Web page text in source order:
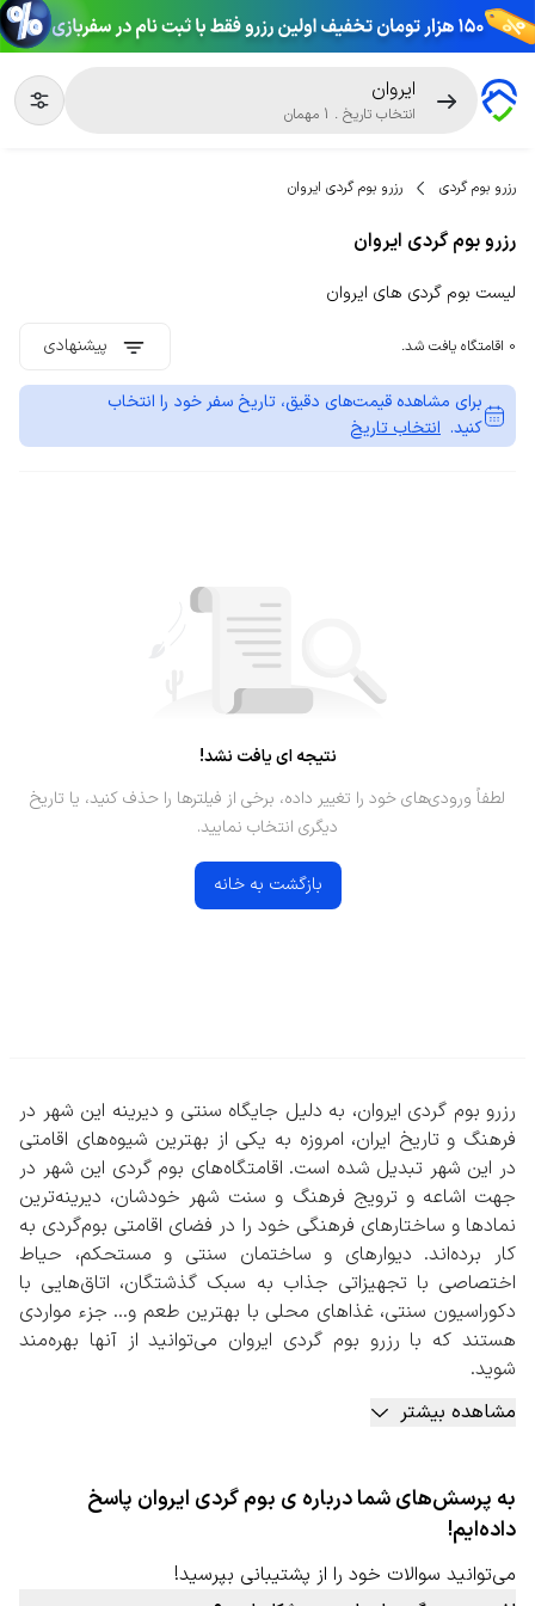
ایروان
انتخاب تاریخ .
1 مهمان
رزرو بوم گردی رزرو بوم گردی ایروان
رزرو بوم گردی ایروان
لیست بوم گردی های ایروان
0 اقامتگاه یافت شد. پیشنهادی
برای مشاهده قیمت‌های دقیق، تاریخ سفر خود را انتخاب
کنید. انتخاب تاریخ
نتیجه ای یافت نشد!
لطفاً ورودی‌های خود را تغییر داده، برخی از فیلترها را حذف کنید، یا تاریخ
دیگری انتخاب نمایید.
بازگشت به خانه
رزرو بوم گردی ایروان، به دلیل جایگاه سنتی و دیرینه این شهر در
فرهنگ و تاریخ ایران، امروزه به یکی از بهترین شیوه‌های اقامتی
در این شهر تبدیل شده است. اقامتگاه‌های بوم گردی‌ این شهر در
جهت اشاعه و ترویج فرهنگ و سنت شهر خودشان، دیرینه‌ترین
نمادها و ساختارهای فرهنگی خود را در فضای اقامتی بوم‌گردی به
کار برده‌اند. دیوارهای و ساختمان سنتی و مستحکم، حیاط
اختصاصی با تجهیزاتی جذاب به سبک گذشتگان، اتاق‌هایی با
دکوراسیون سنتی، غذاهای محلی با بهترین طعم و… جزء مواردی
هستند که با رزرو بوم گردی ایروان می‌توانید از آنها بهره‌مند
شوید.
به جز موارد بالا، دورهمی‌های دوستانه در فضای بوم‌گردی کنار
میزبان و سایر مهمانان، کسب تجربه‌هایی جذاب در پخت
کشاورزی، بازارهای سنتی و بومی، گردشگری بومی به همراه
راهنمای تور و… جزء مواردی است که در بعضی از بومگردی‌های
این شهر قابل استفاده است.
رزرو بوم گردی ایروان به صورت آنلاین
با توجه به بافت سنتی این شهر پیشنهاد می‌شود حتما در سایت
مشاهده بیشتر
به پرسش‌های شما درباره ی بوم گردی ایروان پاسخ
داده‌ایم!
می‌توانید سوالات خود را از پشتیبانی بپرسید!